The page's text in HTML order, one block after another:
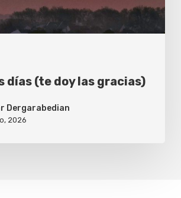
días (te doy las gracias)
Dergarabedian
2026